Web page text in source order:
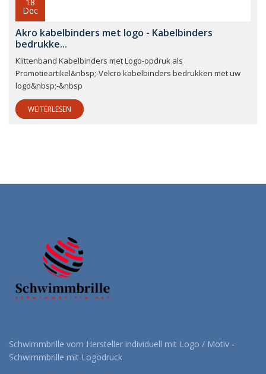
18
Dec
Akro kabelbinders met logo - Kabelbinders
bedrukke...
Klittenband Kabelbinders met Logo-opdruk als
Promotieartikel&nbsp;-Velcro kabelbinders bedrukken met uw
logo&nbsp;-&nbsp
WEITERLESEN
Schwimmbrille vom Hersteller individuell mit Logo / Motiv -
Schwimmbrille mit Logodruck